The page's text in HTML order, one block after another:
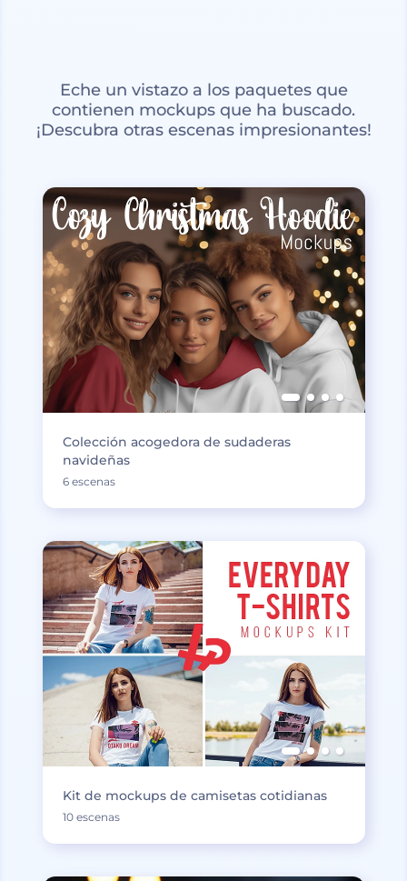
Eche un vistazo a los paquetes que
contienen mockups que ha buscado.
¡Descubra otras escenas impresionantes!
Colección acogedora de sudaderas
navideñas
6 escenas
Kit de mockups de camisetas cotidianas
10 escenas